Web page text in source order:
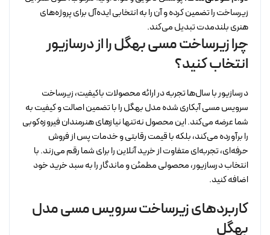
زیرساخت را تضمین کرده و آن را به انتخابی ایده‌آل برای پروژه‌های
هنری بلندمدت تبدیل می‌کند.
چرا زیرساخت مسی بهگل را از درسازیور
انتخاب کنید؟
درسازیور با سال‌ها تجربه در ارائه محصولات باکیفیت، زیرساخت
سرویس مسی آبکاری شده مدل بهگل را با تضمین اصالت و کیفیت به
شما عرضه می‌کند. این محصول نه‌تنها نیازهای هنرمندان فیروزه‌کوبی
را برآورده می‌کند، بلکه با قیمت رقابتی و خدمات پس از فروش
حرفه‌ای، تجربه‌ای متفاوت از خرید آنلاین را برای شما رقم می‌زند. با
انتخاب درسازیور، محصولی مطمئن و ماندگار را به سبد خرید خود
اضافه کنید.
کاربردهای زیرساخت سرویس مسی مدل
بهگل